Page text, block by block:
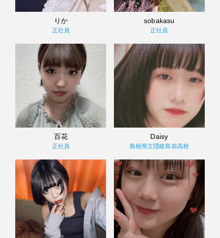
りか
正社員
sobakasu
正社員
百花
正社員
Daisy
島根県立隠岐島前高校